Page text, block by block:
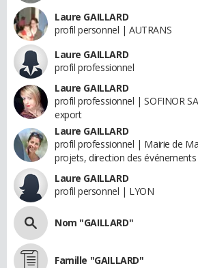
Laure GAILLARD
profil personnel | AUTRANS
Laure GAILLARD
profil professionnel
Laure GAILLARD
profil professionnel | SOFINOR
export
Laure GAILLARD
profil professionnel | Mairie de
projets, direction des
Laure GAILLARD
profil personnel | LYON
Nom "GAILLARD"
Famille "GAILLARD"